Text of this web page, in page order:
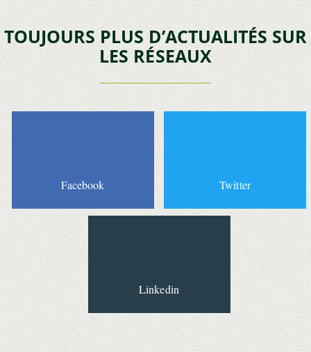
TOUJOURS PLUS D’ACTUALITÉS SUR
LES RÉSEAUX
Facebook Twitter
Linkedin